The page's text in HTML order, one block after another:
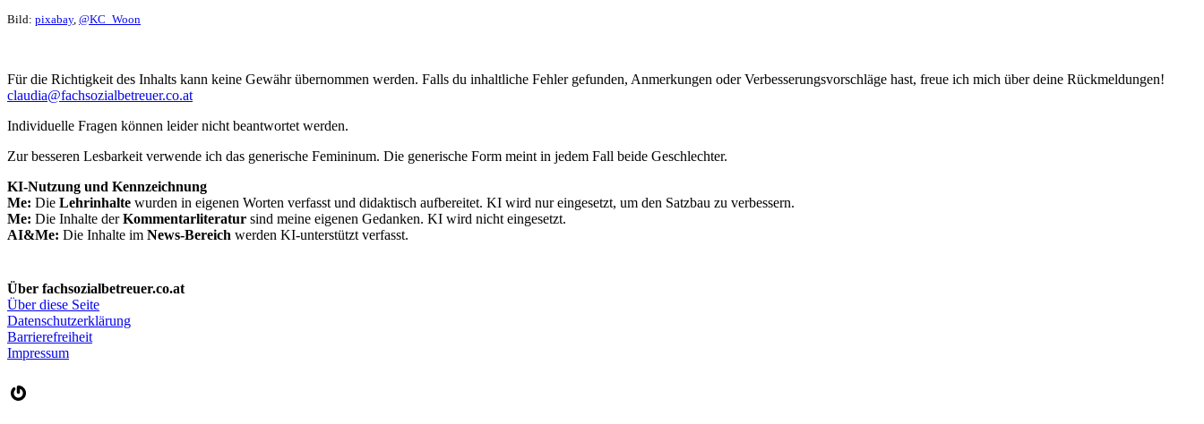
Bild: pixabay, @KC_Woon
Für die Richtigkeit des Inhalts kann keine Gewähr übernommen werden. Falls du inhaltliche Fehler gefunden, Anmerkungen oder Verbesserungsvorschläge hast, freue ich mich über deine Rückmeldungen!
claudia@fachsozialbetreuer.co.at
Individuelle Fragen können leider nicht beantwortet werden.
Zur besseren Lesbarkeit verwende ich das generische Femininum. Die generische Form meint in jedem Fall beide Geschlechter.
KI-Nutzung und Kennzeichnung
Me: Die Lehrinhalte wurden in eigenen Worten verfasst und didaktisch aufbereitet. KI wird nur eingesetzt, um den Satzbau zu verbessern.
Me: Die Inhalte derKommentarliteratur sind meine eigenen Gedanken. KI wird nicht eingesetzt.
AI&Me: Die Inhalte im News-Bereich werden KI-unterstützt verfasst.
Über fachsozialbetreuer.co.at
Über diese Seite
Datenschutzerklärung
Barrierefreiheit
Impressum
Gravatar